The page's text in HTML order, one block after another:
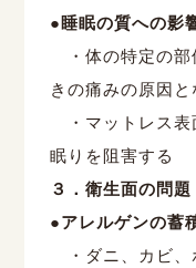
●睡眠の質への影
・体の特定の部
きの痛みの原因と
・マットレス表
眠りを阻害する
３．衛生面の問題
●アレルゲンの蓄
・ダニ、カビ、